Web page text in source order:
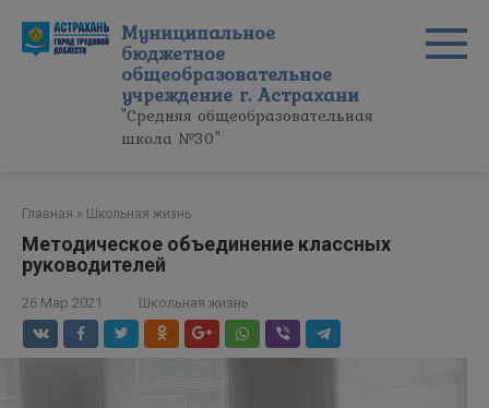
контенту
Муниципальное
бюджетное
общеобразовательное
учреждение г. Астрахани
"Средняя общеобразовательная
школа №30"
Главная » Школьная жизнь
Методическое объединение классных
руководителей
26 Мар 2021 Школьная жизнь